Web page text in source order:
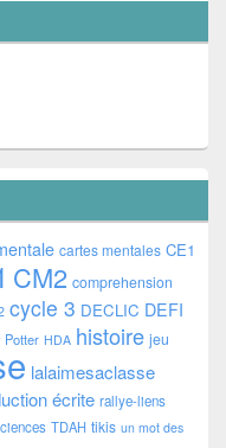
cartes mentales CE1
CM2 comprehension
cycle 3 DECLIC DEFI
Potter HDA histoire jeu
lalaimesaclasse
écrite rallye-liens
TDAH tikis un mot des